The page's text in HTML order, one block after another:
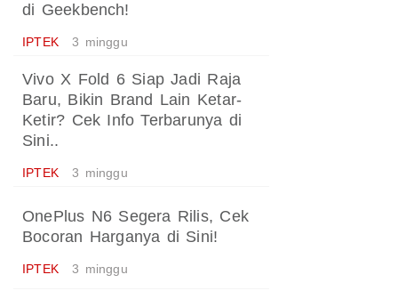
di Geekbench!
IPTEK 3 minggu
Vivo X Fold 6 Siap Jadi Raja
Baru, Bikin Brand Lain Ketar-
Ketir? Cek Info Terbarunya di
Sini..
IPTEK 3 minggu
OnePlus N6 Segera Rilis, Cek
Bocoran Harganya di Sini!
IPTEK 3 minggu